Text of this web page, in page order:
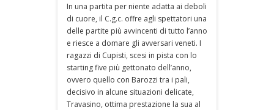
In una partita per niente adatta ai deboli
di cuore, il C.g.c. offre agli spettatori una
delle partite più avvincenti di tutto l’anno
e riesce a domare gli avversari veneti. I
ragazzi di Cupisti, scesi in pista con lo
starting five più gettonato dell’anno,
ovvero quello con Barozzi tra i pali,
decisivo in alcune situazioni delicate,
Travasino, ottima prestazione la sua al